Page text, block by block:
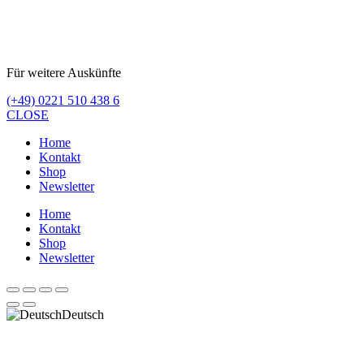
Für weitere Auskünfte
(+49) 0221 510 438 6
CLOSE
Home
Kontakt
Shop
Newsletter
Home
Kontakt
Shop
Newsletter
Deutsch